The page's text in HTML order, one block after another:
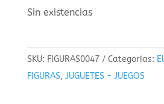
Sin existencias
SKU: FIGURAS0047 Categorías:
FIGURAS, JUGUETES - JUEGOS